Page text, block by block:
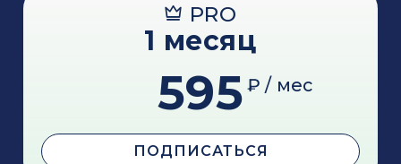
PRO
1 месяц
595 ₽ / мес
ПОДПИСАТЬСЯ